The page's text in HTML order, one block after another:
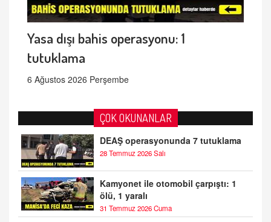
Yasa dışı bahis operasyonu: 1
tutuklama
6 Ağustos 2026 Perşembe
ÇOK OKUNANLAR
DEAŞ operasyonunda 7 tutuklama
28 Temmuz 2026 Salı
Kamyonet ile otomobil çarpıştı: 1
ölü, 1 yaralı
31 Temmuz 2026 Cuma